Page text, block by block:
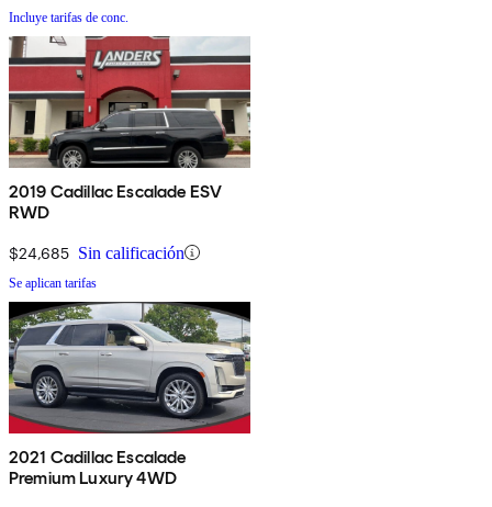
Incluye tarifas de conc.
2019 Cadillac Escalade ESV
RWD
$24,685 Sin calificación
Se aplican tarifas
2021 Cadillac Escalade
Premium Luxury 4WD